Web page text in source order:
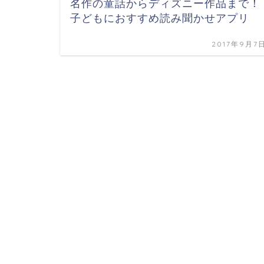
名作の童話からディズニー作品まで！
子どもにおすすめ読み聞かせアプリ
2017年9月7